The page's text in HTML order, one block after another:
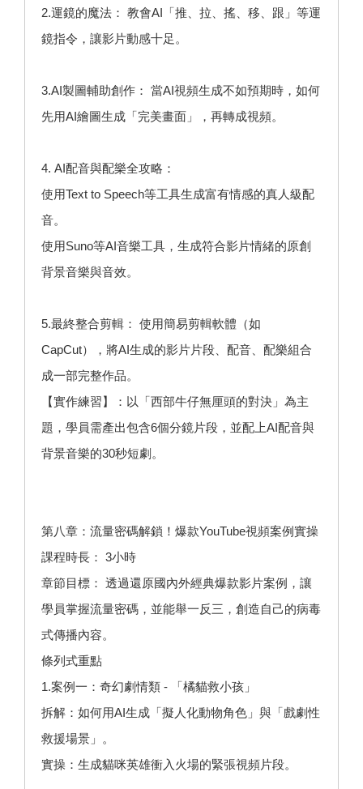
2.運鏡的魔法： 教會AI「推、拉、搖、移、跟」等運
鏡指令，讓影片動感十足。
3.AI製圖輔助創作： 當AI視頻生成不如預期時，如何
先用AI繪圖生成「完美畫面」，再轉成視頻。
4. AI配音與配樂全攻略：
使用Text to Speech等工具生成富有情感的真人級配
音。
使用Suno等AI音樂工具，生成符合影片情緒的原創
背景音樂與音效。
5.最終整合剪輯： 使用簡易剪輯軟體（如
CapCut），將AI生成的影片片段、配音、配樂組合
成一部完整作品。
【實作練習】：以「西部牛仔無厘頭的對決」為主
題，學員需產出包含6個分鏡片段，並配上AI配音與
背景音樂的30秒短劇。
第八章：流量密碼解鎖！爆款YouTube視頻案例實操
課程時長： 3小時
章節目標： 透過還原國內外經典爆款影片案例，讓
學員掌握流量密碼，並能舉一反三，創造自己的病毒
式傳播內容。
條列式重點
1.案例一：奇幻劇情類 - 「橘貓救小孩」
拆解：如何用AI生成「擬人化動物角色」與「戲劇性
救援場景」。
實操：生成貓咪英雄衝入火場的緊張視頻片段。